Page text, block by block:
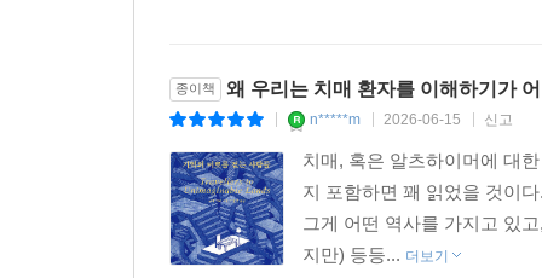
2026년 한국의 치매 환자는 대략 100만 명으로,
돌보는 보호자의 수는 최소 100만 명에서 최대
보호자에게 가장 큰 부담은 간병비, 병원비 등
못지않게 중요하다. 보호자의 마음이 건강해야
저자 다샤 키퍼는 이러한 보호자의 입장을 새롭
종이책 왜 우리는 치매 환자를 이해하기가
n*****m 2026-06-15 신고
치매, 혹은 알츠하이머에 대
지 포함하면 꽤 읽었을 것이
그게 어떤 역사를 가지고 있
지만) 등등... 더보기